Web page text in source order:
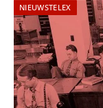
NIEUWSTELEX